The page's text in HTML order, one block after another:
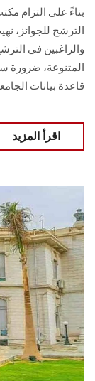
بناءً على التزام
الترشح للجوائز،
المتنوعة، ضرورة
قاعدة بيانات
اقرأ المزيد